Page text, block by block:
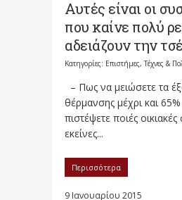
Αυτές είναι οι
που καίνε πολύ
αδειάζουν την
Κατηγορίες: Επιστήμες, Τέχνες &
– Πως να μειώσετε τα
θέρμανσης μέχρι και
πιστέψετε ποιές
εκείνες...
Περισσότερα
9 Ιανουαρίου 2015